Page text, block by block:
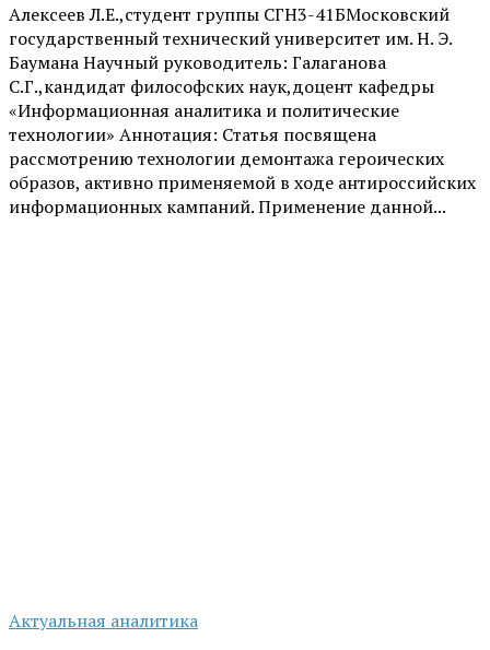
Алексеев Л.Е.,студент группы СГН3-41БМосковский
государственный технический университет им. Н. Э.
Баумана Научный руководитель: Галаганова
С.Г.,кандидат философских наук,доцент кафедры
«Информационная аналитика и политические
технологии» Аннотация: Статья посвящена
рассмотрению технологии демонтажа героических
образов, активно применяемой в ходе антироссийских
информационных кампаний. Применение данной...
Актуальная аналитика